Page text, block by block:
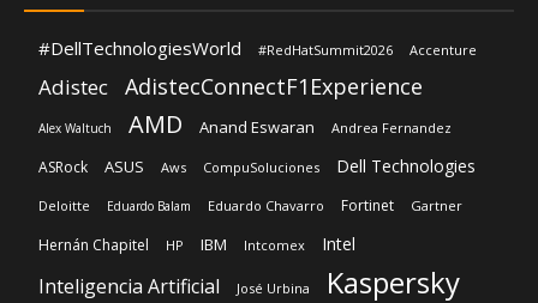
#DellTechnologiesWorld #RedHatSummit2026 Accenture
Adistec AdistecConnectF1Experience
Alex Waltuch AMD Anand Eswaran Andrea Fernandez
ASRock ASUS Aws CompuSoluciones Dell Technologies
Deloitte Eduardo Balam Eduardo Chavarro Fortinet Gartner
Hernán Chapitel HP IBM Intcomex Intel
Inteligencia Artificial José Urbina Kaspersky